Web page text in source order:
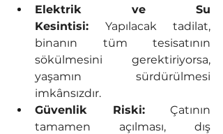
Elektrik ve Su
Kesintisi: Yapılacak tadilat,
binanın tüm tesisatının
sökülmesini gerektiriyorsa,
yaşamın sürdürülmesi
imkânsızdır.
Güvenlik Riski: Çatının
tamamen açılması, dış